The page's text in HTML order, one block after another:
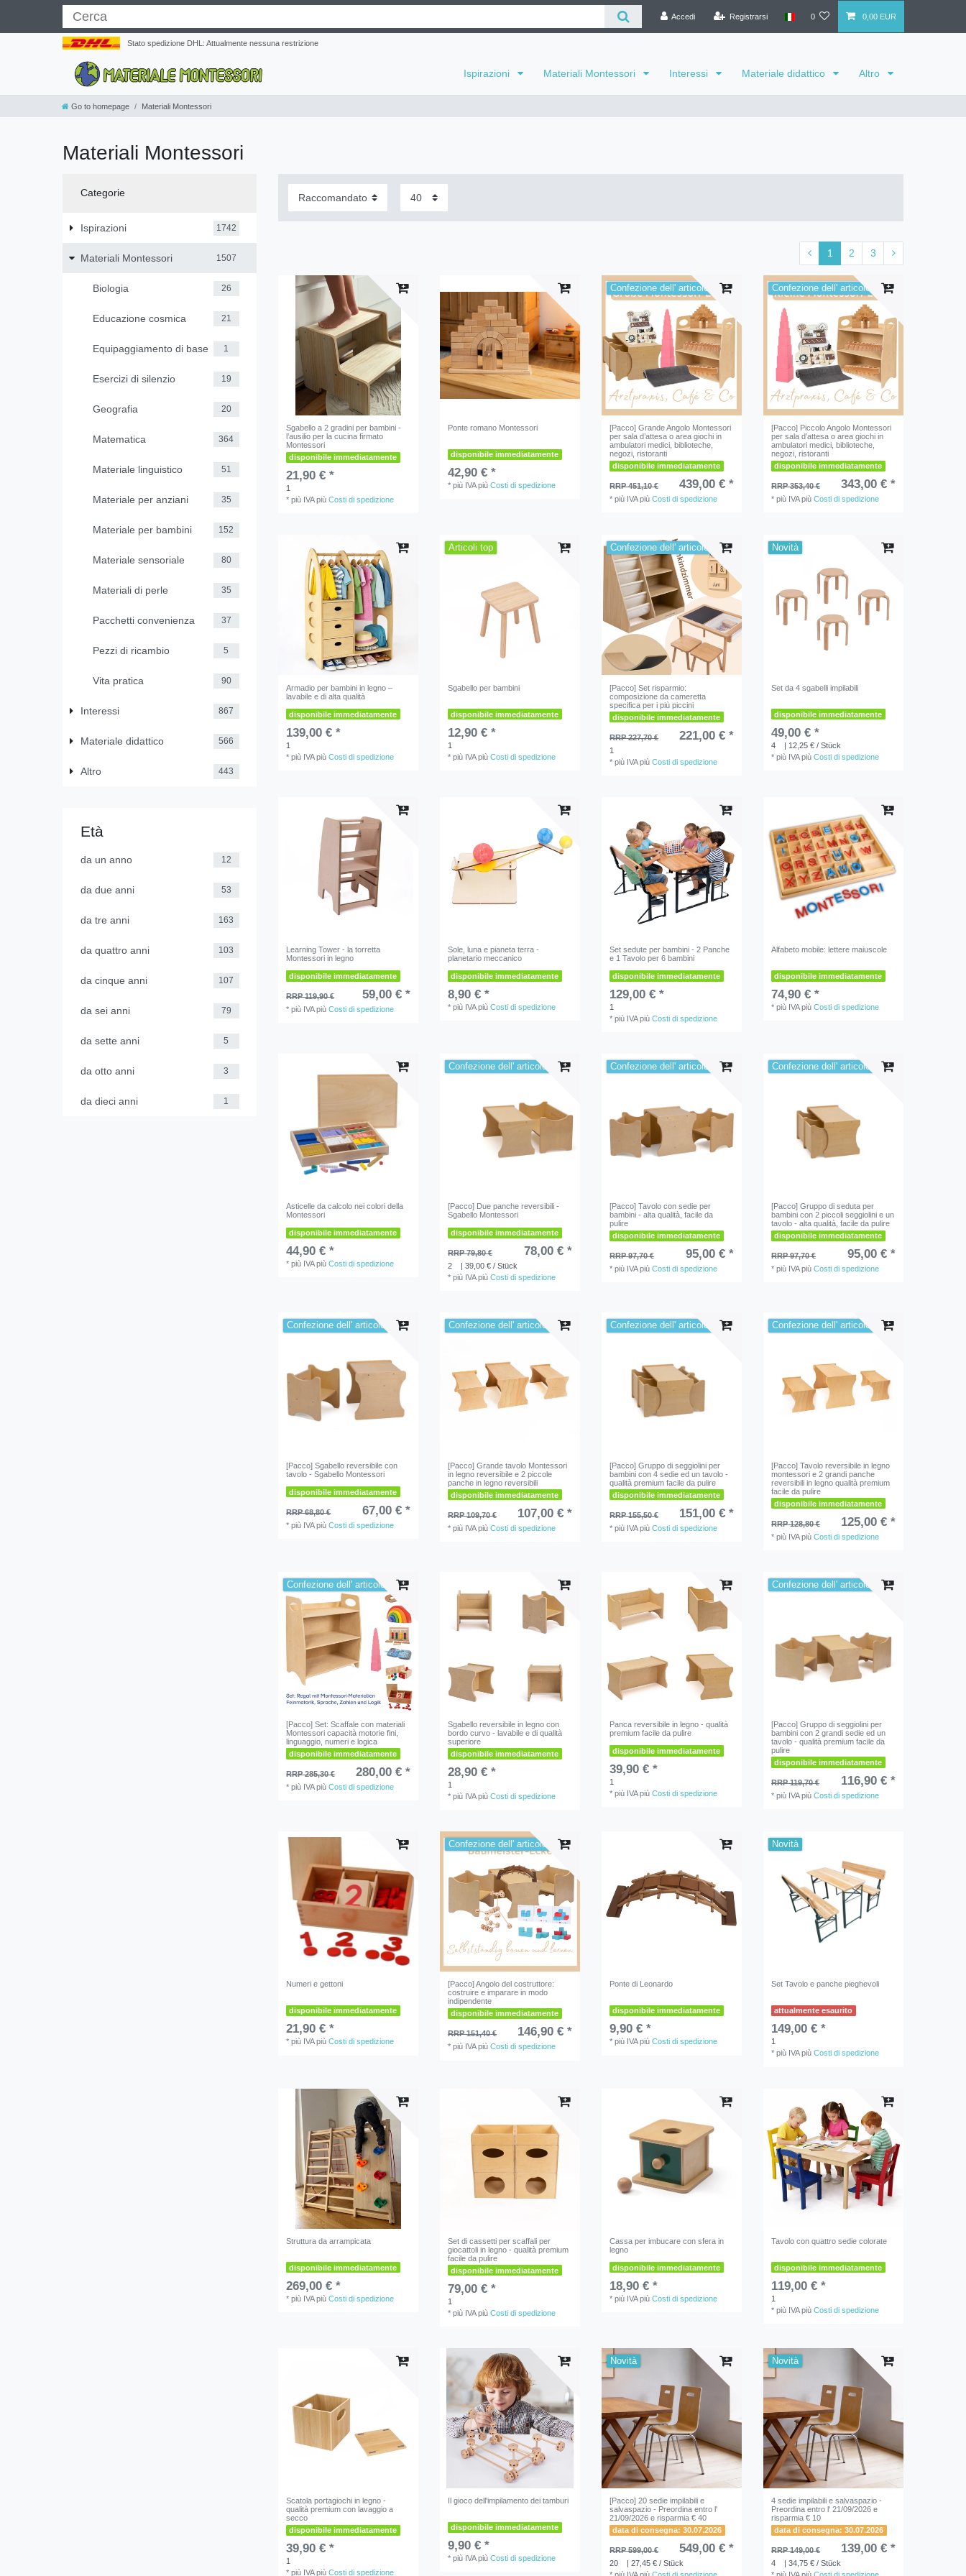
Accedi Registrarsi 0 0,00 EUR
Stato spedizione DHL: Attualmente nessuna restrizione
Ispirazioni Materiali Montessori Interessi Materiale didattico Altro
Go to homepage Materiali Montessori
Materiali Montessori
Categorie
Ispirazioni 1742
Materiali Montessori 1507
Biologia 26
Educazione cosmica 21
Equipaggiamento di base 1
Esercizi di silenzio 19
Geografia 20
Matematica 364
Materiale linguistico 51
Materiale per anziani 35
Materiale per bambini 152
Materiale sensoriale 80
Materiali di perle 35
Pacchetti convenienza 37
Pezzi di ricambio 5
Vita pratica 90
Interessi 867
Materiale didattico 566
Altro 443
Età
da un anno 12
da due anni 53
da tre anni 163
da quattro anni 103
da cinque anni 107
da sei anni 79
da sette anni 5
da otto anni 3
da dieci anni 1
1 2 3
Sgabello a 2 gradini per bambini -
l’ausilio per la cucina firmato
Montessori
disponibile immediatamente
21,90 € *
1
*più IVApiùCosti di spedizione
Ponte romano Montessori
disponibile immediatamente
42,90 € *
*più IVApiùCosti di spedizione
Confezione dell' articolo
[Pacco] Grande Angolo Montessori
per sala d’attesa o area giochi in
ambulatori medici, biblioteche,
negozi, ristoranti
disponibile immediatamente
RRP 451,10 € 439,00 € *
*più IVApiùCosti di spedizione
Confezione dell' articolo
[Pacco] Piccolo Angolo Montessori
per sala d’attesa o area giochi in
ambulatori medici, biblioteche,
negozi, ristoranti
disponibile immediatamente
RRP 353,40 € 343,00 € *
*più IVApiùCosti di spedizione
Armadio per bambini in legno –
lavabile e di alta qualità
disponibile immediatamente
139,00 € *
1
*più IVApiùCosti di spedizione
Articoli top
Sgabello per bambini
disponibile immediatamente
12,90 € *
1
*più IVApiùCosti di spedizione
Confezione dell' articolo
[Pacco] Set risparmio:
composizione da cameretta
specifica per i più piccini
disponibile immediatamente
RRP 227,70 € 221,00 € *
1
*più IVApiùCosti di spedizione
Novità
Set da 4 sgabelli impilabili
disponibile immediatamente
49,00 € *
4
| 12,25 € / Stück
*più IVApiùCosti di spedizione
Learning Tower - la torretta
Montessori in legno
disponibile immediatamente
RRP 119,90 € 59,00 € *
*più IVApiùCosti di spedizione
Sole, luna e pianeta terra -
planetario meccanico
disponibile immediatamente
8,90 € *
*più IVApiùCosti di spedizione
Set sedute per bambini - 2 Panche
e 1 Tavolo per 6 bambini
disponibile immediatamente
129,00 € *
1
*più IVApiùCosti di spedizione
Alfabeto mobile: lettere maiuscole
disponibile immediatamente
74,90 € *
*più IVApiùCosti di spedizione
Asticelle da calcolo nei colori della
Montessori
disponibile immediatamente
44,90 € *
*più IVApiùCosti di spedizione
Confezione dell' articolo
[Pacco] Due panche reversibili -
Sgabello Montessori
disponibile immediatamente
RRP 79,80 € 78,00 € *
2
| 39,00 € / Stück
*più IVApiùCosti di spedizione
Confezione dell' articolo
[Pacco] Tavolo con sedie per
bambini - alta qualità, facile da
pulire
disponibile immediatamente
RRP 97,70 € 95,00 € *
*più IVApiùCosti di spedizione
Confezione dell' articolo
[Pacco] Gruppo di seduta per
bambini con 2 piccoli seggiolini e un
tavolo - alta qualità, facile da pulire
disponibile immediatamente
RRP 97,70 € 95,00 € *
*più IVApiùCosti di spedizione
Confezione dell' articolo
[Pacco] Sgabello reversibile con
tavolo - Sgabello Montessori
disponibile immediatamente
RRP 68,80 € 67,00 € *
*più IVApiùCosti di spedizione
Confezione dell' articolo
[Pacco] Grande tavolo Montessori
in legno reversibile e 2 piccole
panche in legno reversibili
disponibile immediatamente
RRP 109,70 € 107,00 € *
*più IVApiùCosti di spedizione
Confezione dell' articolo
[Pacco] Gruppo di seggiolini per
bambini con 4 sedie ed un tavolo -
qualità premium facile da pulire
disponibile immediatamente
RRP 155,50 € 151,00 € *
*più IVApiùCosti di spedizione
Confezione dell' articolo
[Pacco] Tavolo reversibile in legno
montessori e 2 grandi panche
reversibili in legno qualità premium
facile da pulire
disponibile immediatamente
RRP 128,80 € 125,00 € *
*più IVApiùCosti di spedizione
Confezione dell' articolo
[Pacco] Set: Scaffale con materiali
Montessori capacità motorie fini,
linguaggio, numeri e logica
disponibile immediatamente
RRP 285,30 € 280,00 € *
*più IVApiùCosti di spedizione
Sgabello reversibile in legno con
bordo curvo - lavabile e di qualità
superiore
disponibile immediatamente
28,90 € *
1
*più IVApiùCosti di spedizione
Panca reversibile in legno - qualità
premium facile da pulire
disponibile immediatamente
39,90 € *
1
*più IVApiùCosti di spedizione
Confezione dell' articolo
[Pacco] Gruppo di seggiolini per
bambini con 2 grandi sedie ed un
tavolo - qualità premium facile da
pulire
disponibile immediatamente
RRP 119,70 € 116,90 € *
*più IVApiùCosti di spedizione
Numeri e gettoni
disponibile immediatamente
21,90 € *
*più IVApiùCosti di spedizione
Confezione dell' articolo
[Pacco] Angolo del costruttore:
costruire e imparare in modo
indipendente
disponibile immediatamente
RRP 151,40 € 146,90 € *
*più IVApiùCosti di spedizione
Ponte di Leonardo
disponibile immediatamente
9,90 € *
*più IVApiùCosti di spedizione
Novità
Set Tavolo e panche pieghevoli
attualmente esaurito
149,00 € *
1
*più IVApiùCosti di spedizione
Struttura da arrampicata
disponibile immediatamente
269,00 € *
*più IVApiùCosti di spedizione
Set di cassetti per scaffali per
giocattoli in legno - qualità premium
facile da pulire
disponibile immediatamente
79,00 € *
1
*più IVApiùCosti di spedizione
Cassa per imbucare con sfera in
legno
disponibile immediatamente
18,90 € *
*più IVApiùCosti di spedizione
Tavolo con quattro sedie colorate
disponibile immediatamente
119,00 € *
1
*più IVApiùCosti di spedizione
Scatola portagiochi in legno -
qualità premium con lavaggio a
secco
disponibile immediatamente
39,90 € *
1
*più IVApiùCosti di spedizione
Il gioco dell'impilamento dei tamburi
disponibile immediatamente
9,90 € *
*più IVApiùCosti di spedizione
Novità
[Pacco] 20 sedie impilabili e
salvaspazio - Preordina entro l'
21/09/2026 e risparmia € 40
data di consegna: 30.07.2026
RRP 599,00 € 549,00 € *
20
| 27,45 € / Stück
Novità
4 sedie impilabili e salvaspazio -
Preordina entro l' 21/09/2026 e
risparmia € 10
data di consegna: 30.07.2026
RRP 149,00 € 139,00 € *
4
| 34,75 € / Stück